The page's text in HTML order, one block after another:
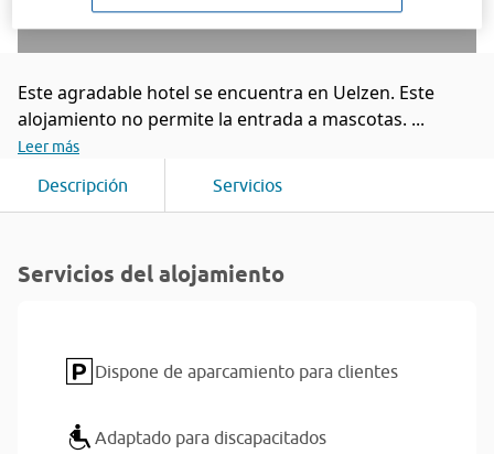
Este agradable hotel se encuentra en Uelzen. Este
alojamiento no permite la entrada a mascotas. ...
Leer más
Descripción Servicios
Servicios del alojamiento
Dispone de aparcamiento para clientes
Adaptado para discapacitados